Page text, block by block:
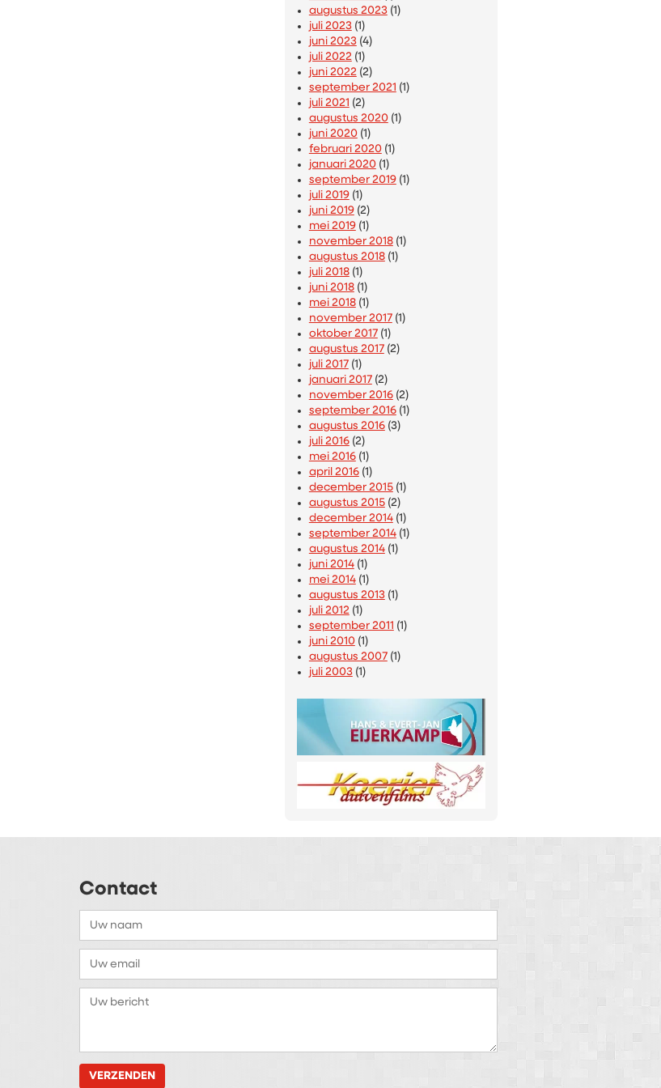
augustus 2023(1)
juli 2023(1)
juni 2023(4)
juli 2022(1)
juni 2022(2)
september 2021 (1)
juli 2021 (2)
augustus 2020(1)
juni 2020(1)
februari 2020(1)
januari 2020(1)
september 2019(1)
juli 2019(1)
juni 2019(2)
mei 2019(1)
november 2018(1)
augustus 2018(1)
juli 2018(1)
juni 2018(1)
mei 2018(1)
november 2017(1)
oktober 2017(1)
augustus 2017(2)
juli 2017(1)
januari 2017(2)
november 2016(2)
september 2016(1)
augustus 2016(3)
juli 2016(2)
mei 2016(1)
april 2016(1)
december 2015(1)
augustus 2015(2)
december 2014(1)
september 2014(1)
augustus 2014(1)
juni 2014(1)
mei 2014(1)
augustus 2013(1)
juli 2012(1)
september 2011 (1)
juni 2010(1)
augustus 2007(1)
juli 2003(1)
Contact